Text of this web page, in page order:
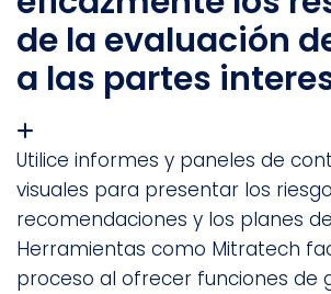
de la evaluación
a las partes
Utilice informes y paneles de
visuales para presentar los
recomendaciones y los planes
Herramientas como Mitratech
proceso al ofrecer funciones de